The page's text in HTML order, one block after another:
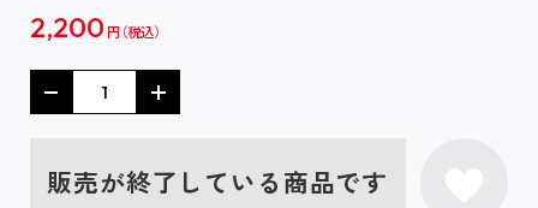
2,200 円
販売が終了している商品です